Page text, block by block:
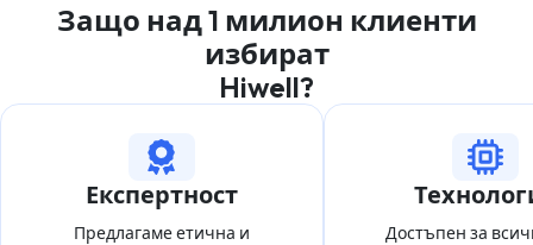
Защо над 1 милион клиенти
избират
Hiwell?
Експертност
Предлагаме етична и
Достъпен за